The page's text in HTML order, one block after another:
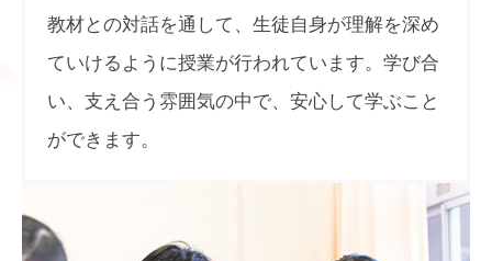
教材との対話を通して、生徒自身が理解を深め
ていけるように授業が行われています。学び合
い、支え合う雰囲気の中で、安心して学ぶこと
ができます。